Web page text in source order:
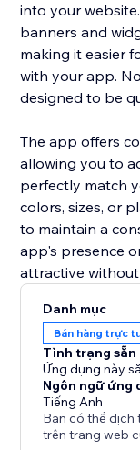
into your
banners and
making it easier
with your app.
designed to be
The app offers
allowing you to
perfectly match
colors, sizes, or
to maintain a
app's presence
attractive
Danh mục
Bán hàng trực
Tình trạng sẵn
Ứng dụng này
Ngôn ngữ ứng
Tiếng Anh
Bạn có thể dịch
trên trang web